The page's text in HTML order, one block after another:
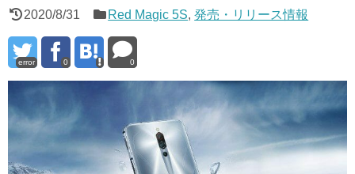
2020/8/31 Red Magic 5S,発売・リリース情報
error 0 0